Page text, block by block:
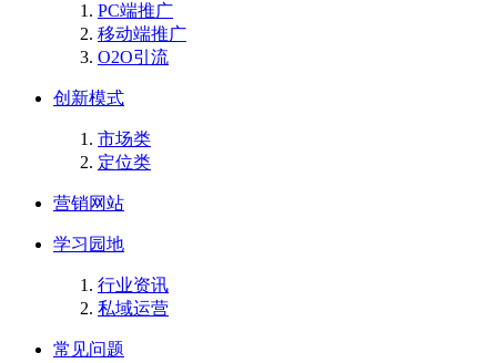
PC端推广
移动端推广
O2O引流
创新模式
市场类
定位类
营销网站
学习园地
行业资讯
私域运营
常见问题